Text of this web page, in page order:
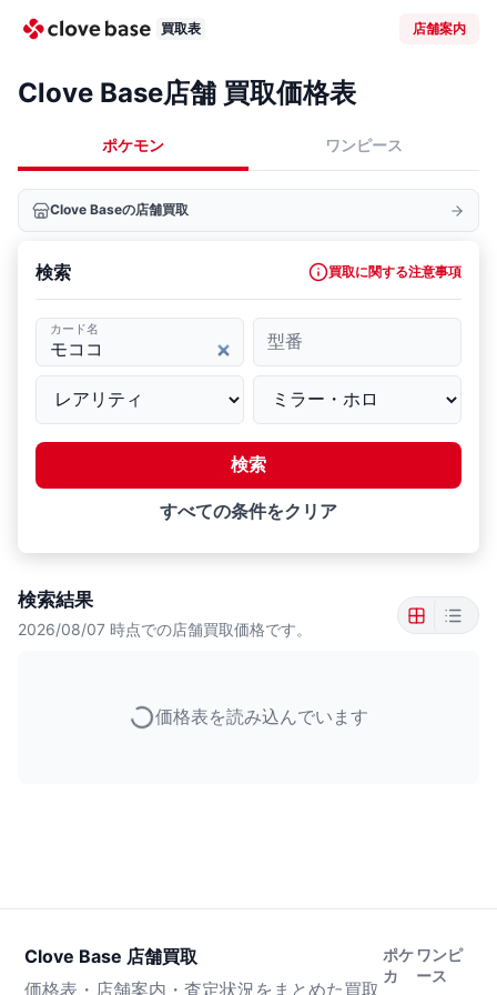
買取表 店舗案内
Clove Base店舗 買取価格表
ポケモン ワンピース
Clove Baseの店舗買取
検索 買取に関する注意事項
カード名
型番
検索
すべての条件をクリア
検索結果
2026/08/07 時点での店舗買取価格です。
価格表を読み込んでいます
Clove Base 店舗買取
価格表・店舗案内・査定状況をまとめた買取
ポケ
カ
ワンピ
ース